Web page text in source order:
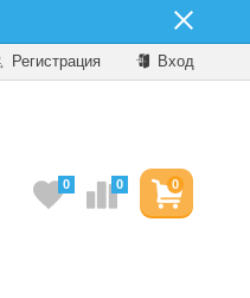
Регистрация Вход
0
0 0